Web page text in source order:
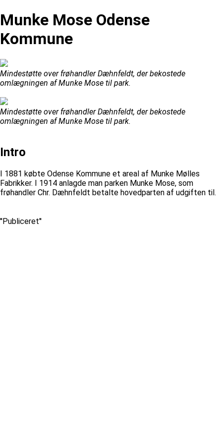
Munke Mose Odense
Kommune
Mindestøtte over frøhandler Dæhnfeldt, der bekostede
omlægningen af Munke Mose til park.
Mindestøtte over frøhandler Dæhnfeldt, der bekostede
omlægningen af Munke Mose til park.
Intro
I 1881 købte Odense Kommune et areal af Munke Mølles
Fabrikker. I 1914 anlagde man parken Munke Mose, som
frøhandler Chr. Dæhnfeldt betalte hovedparten af udgiften til.
''Publiceret''